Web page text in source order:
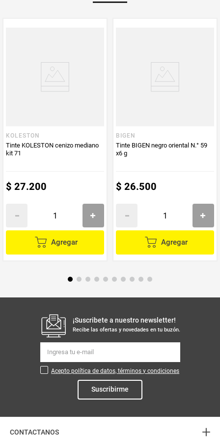
KOLESTON
Tinte KOLESTON cenizo mediano
kit 71
$ 27.200
Agregar
BIGEN
Tinte BIGEN negro oriental N.° 59
x6 g
$ 26.500
Agregar
¡Suscribete a nuestro newsletter!
Recibe las ofertas y novedades en tu buzón.
Acepto política de datos, términos y condiciones
Suscribirme
CONTACTANOS +